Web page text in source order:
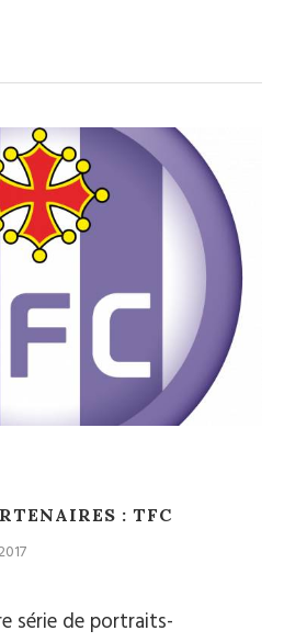
: TFC
série de portraits-